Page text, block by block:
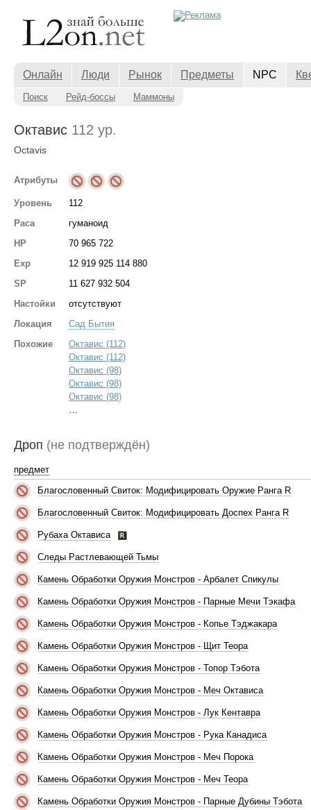
Онлайн Люди Рынок Предметы NPC
Поиск Рейд-боссы Маммоны
Октавис 112 ур.
Octavis
Атрибуты
Уровень
112
Раса
гуманоид
HP
70 965 722
Exp
12 919 925 114 880
SP
11 627 932 504
Настойки
отсутствуют
Локация
Сад Бытия
Похожие
Октавис (112)
Октавис (112)
Октавис (98)
Октавис (98)
Октавис (98)
Дроп (не подтверждён)
предмет
Благословенный Свиток: Модифицировать Оружие Ранга R
Благословенный Свиток: Модифицировать Доспех Ранга R
Рубаха Октависа
Следы Растлевающей Тьмы
Камень Обработки Оружия Монстров - Арбалет Спикулы
Камень Обработки Оружия Монстров - Парные Мечи Тэкафа
Камень Обработки Оружия Монстров - Копье Тэджакара
Камень Обработки Оружия Монстров - Щит Теора
Камень Обработки Оружия Монстров - Топор Тэбота
Камень Обработки Оружия Монстров - Меч Октависа
Камень Обработки Оружия Монстров - Лук Кентавра
Камень Обработки Оружия Монстров - Рука Канадиса
Камень Обработки Оружия Монстров - Меч Порока
Камень Обработки Оружия Монстров - Меч Теора
Камень Обработки Оружия Монстров - Парные Дубины Тэбота